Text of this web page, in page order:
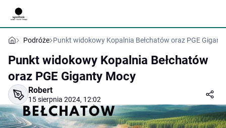
Podróże Punkt widokowy Kopalnia Bełchatów oraz PGE
Punkt widokowy Kopalnia Bełchatów
oraz PGE Giganty Mocy
Robert
15 sierpnia 2024, 12:02